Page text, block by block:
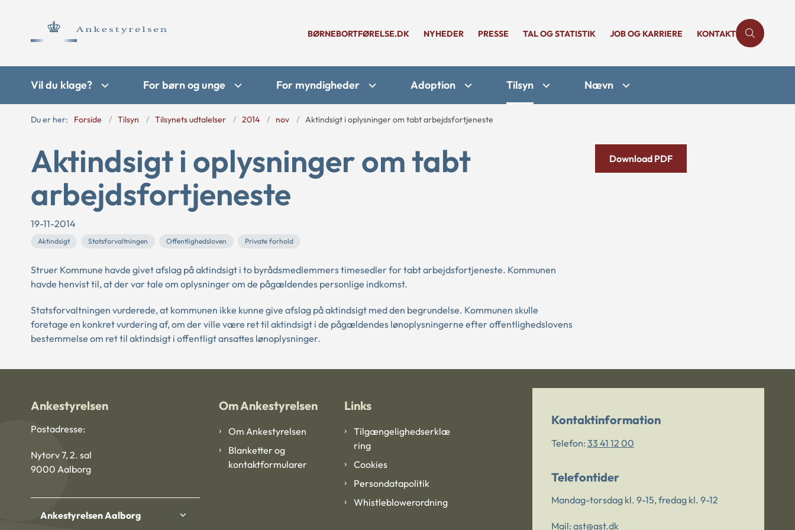
BØRNEBORTFØRELSE.DK NYHEDER PRESSE TAL OG STATISTIK JOB OG KARRIERE KONTAKT
Vil du klage? For børn og unge For myndigheder Adoption Tilsyn Nævn
Du er her: Forside Tilsyn Tilsynets udtalelser 2014 nov Aktindsigt i oplysninger om tabt arbejdsfortjeneste
Aktindsigt i oplysninger om tabt
arbejdsfortjeneste
19-11-2014
Aktindsigt Statsforvaltningen Offentlighedsloven Private forhold
Struer Kommune havde givet afslag på aktindsigt i to byrådsmedlemmers timesedler for tabt arbejdsfortjeneste. Kommunen
havde henvist til, at der var tale om oplysninger om de pågældendes personlige indkomst.
Statsforvaltningen vurderede, at kommunen ikke kunne give afslag på aktindsigt med den begrundelse. Kommunen skulle
foretage en konkret vurdering af, om der ville være ret til aktindsigt i de pågældendes lønoplysningerne efter offentlighedslovens
bestemmelse om ret til aktindsigt i offentligt ansattes lønoplysninger.
Download PDF
Ankestyrelsen
Postadresse:
Nytorv 7, 2. sal
9000 Aalborg
Ankestyrelsen Aalborg
Om Ankestyrelsen
Om Ankestyrelsen
Blanketter og
kontaktformularer
Links
Tilgængelighedserklæ
ring
Cookies
Persondatapolitik
Whistleblowerordning
Kontaktinformation
Telefon: 33 41 12 00
Telefontider
Mandag-torsdag kl. 9-15, fredag kl. 9-12
Mail: ast@ast.dk